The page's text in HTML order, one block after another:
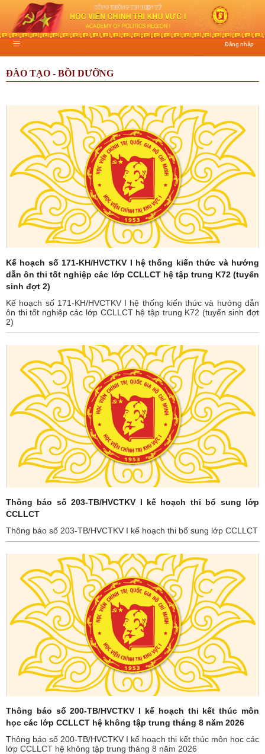
Đăng nhập
ĐÀO TẠO - BỒI DƯỠNG
Kế hoạch số 171-KH/HVCTKV I hệ thống kiến thức và hướng
dẫn ôn thi tốt nghiệp các lớp CCLLCT hệ tập trung K72 (tuyển
sinh đợt 2)
Kế hoạch số 171-KH/HVCTKV I hệ thống kiến thức và hướng dẫn
ôn thi tốt nghiệp các lớp CCLLCT hệ tập trung K72 (tuyển sinh đợt
2)
Thông báo số 203-TB/HVCTKV I kế hoạch thi bổ sung lớp
CCLLCT
Thông báo số 203-TB/HVCTKV I kế hoạch thi bổ sung lớp CCLLCT
Thông báo số 200-TB/HVCTKV I kế hoạch thi kết thúc môn
học các lớp CCLLCT hệ không tập trung tháng 8 năm 2026
Thông báo số 200-TB/HVCTKV I kế hoạch thi kết thúc môn học các
lớp CCLLCT hệ không tập trung tháng 8 năm 2026